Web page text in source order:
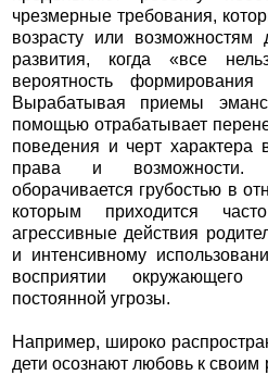
чрезмерные требования,
возрасту или возможностям
развития, когда «все
вероятность
Вырабатывая приемы
помощью отрабатывает
поведения и черт характера
права и возможности.
оборачивается грубостью в
которым приходится
агрессивные действия
и интенсивному
восприятии
постоянной угрозы.
Например, широко
дети осознают любовь к